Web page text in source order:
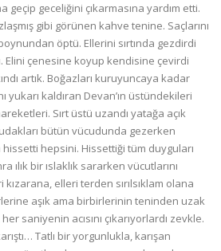
geçip geceliğini çıkarmasına yardım etti.
gibi görünen kahve tenine. Saçlarını
öptü. Ellerini sırtında gezdirdi
Elini çenesine koyup kendisine çevirdi
artık. Boğazları kuruyuncaya kadar
yukarı kaldıran Devan’ın üstündekileri
hareketleri. Sırt üstü uzandı yatağa açık
bütün vücudunda gezerken
hepsini. Hissettiği tüm duyguları
ılık bir ıslaklık sararken vücutlarını
elleri terden sırılsıklam olana
aşık ama birbirlerinin teninden uzak
saniyenin acısını çıkarıyorlardı zevkle.
Tatlı bir yorgunlukla, karışan